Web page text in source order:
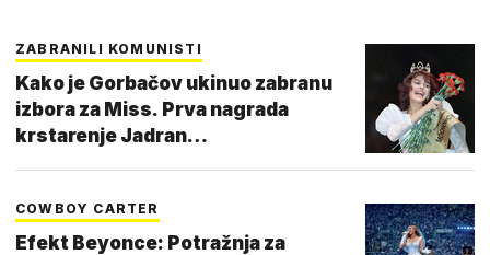
ZABRANILI KOMUNISTI
Kako je Gorbačov ukinuo zabranu
izbora za Miss. Prva nagrada
krstarenje Jadran…
COWBOY CARTER
Efekt Beyonce: Potražnja za